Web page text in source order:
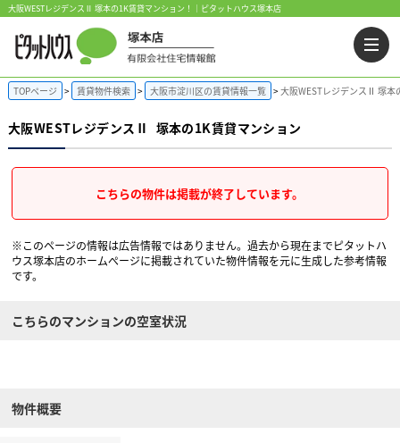
大阪WESTレジデンスⅡ 塚本の1K賃貸マンション！｜ピタットハウス塚本店
TOPページ 賃貸物件検索 大阪市淀川区の賃貸情報一覧 大阪WESTレジデンスⅡ 塚本
大阪WESTレジデンスⅡ 塚本の1K賃貸マンション
こちらの物件は掲載が終了しています。
※このページの情報は広告情報ではありません。過去から現在までピタットハ
ウス塚本店のホームぺージに掲載されていた物件情報を元に生成した参考情報
です。
こちらのマンションの空室状況
物件概要